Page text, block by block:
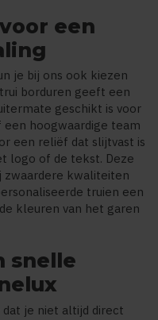
een
je bij ons ook kiezen
borduren geeft een
geschikt is voor
hoogwaardige team
een reliëf dat slijtvast is
logo of de tekst. Deze
zwaardere kwaliteiten
truien een
kleuren van het garen
snelle
je niet altijd direct